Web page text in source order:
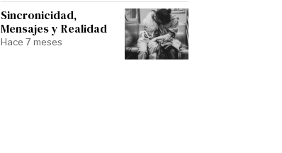
Sincronicidad,
Mensajes y Realidad
Hace 7 meses